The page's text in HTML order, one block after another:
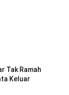
Tak Ramah
Keluar